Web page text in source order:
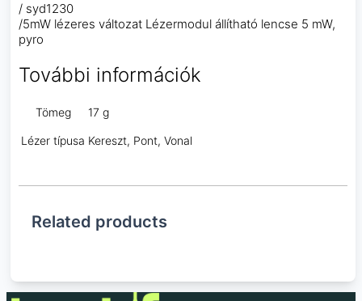
/ syd1230
/5mW lézeres változat Lézermodul állítható lencse 5 mW,
pyro
További információk
Tömeg 17 g
Lézer típusa Kereszt, Pont, Vonal
Related products